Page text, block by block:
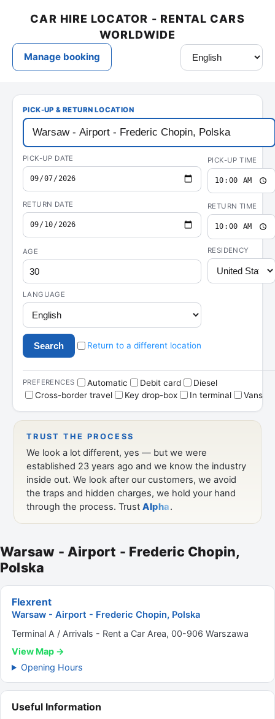
Warsaw - Airport - Frederic Chopin,
Polska
Flexrent
Warsaw - Airport - Frederic Chopin, Polska
Terminal A / Arrivals - Rent a Car Area, 00-906 Warszawa
View Map →
Opening Hours
Useful Information